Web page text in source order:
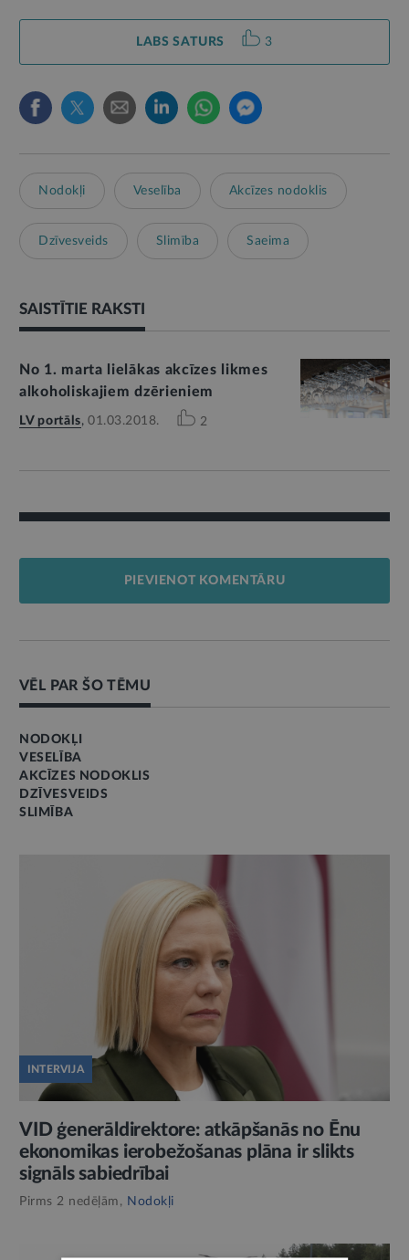
LABS SATURS 3
Nodokļi Veselība Akcīzes nodoklis
Dzīvesveids Slimība Saeima
SAISTĪTIE RAKSTI
No 1. marta lielākas akcīzes likmes
alkoholiskajiem dzērieniem
LV portāls, 01.03.2018. 2
PIEVIENOT KOMENTĀRU
VĒL PAR ŠO TĒMU
NODOKĻI
VESELĪBA
AKCĪZES NODOKLIS
DZĪVESVEIDS
SLIMĪBA
INTERVIJA
VID ģenerāldirektore: atkāpšanās no Ēnu
ekonomikas ierobežošanas plāna ir slikts
signāls sabiedrībai
Pirms 2 nedēļām, Nodokļi